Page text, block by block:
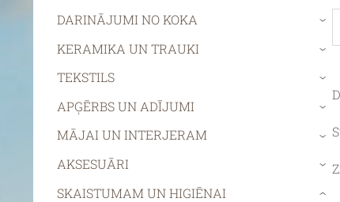
DARINĀJUMI NO KOKA ›
KERAMIKA UN TRAUKI ›
TEKSTILS ›
APĢĒRBS UN ADĪJUMI ›
MĀJAI UN INTERJERAM ›
AKSESUĀRI ›
SKAISTUMAM UN HIGIĒNAI ›